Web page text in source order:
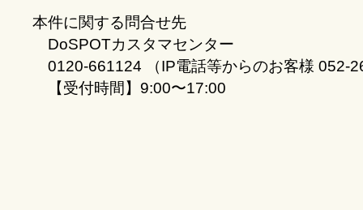
本件に関する問合せ先
DoSPOTカスタマセンター
0120-661124 （IP電話等からのお客様 052-
【受付時間】9:00〜17:00